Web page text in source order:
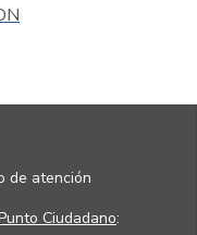
de atención
Ciudadano: